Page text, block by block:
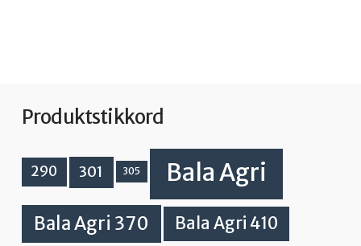
Produktstikkord
290 301 305 Bala Agri
Bala Agri 370 Bala Agri 410